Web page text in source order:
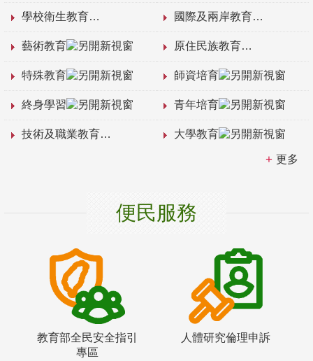
學校衛生教育 國際及兩岸教育
藝術教育 原住民族教育
特殊教育 師資培育
終身學習 青年培育
技術及職業教育 大學教育
更多
便民服務
教育部全民安全指引
專區
人體研究倫理申訴